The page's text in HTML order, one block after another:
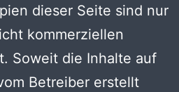
dieser Seite sind nur
kommerziellen
Soweit die Inhalte auf
Betreiber erstellt